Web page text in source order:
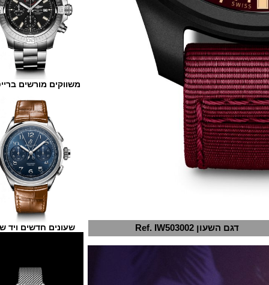
דגם השעון Ref. IW503002
משווקים מורשים ברייטלינג
שעונים חדשים ויד שנייה